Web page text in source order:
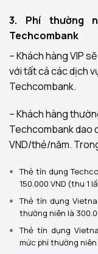
3. Phí thường
Techcombank
– Khách hàng VIP
với tất cả các dịch
Techcombank.
– Khách hàng
Techcombank dao
VND/thẻ/năm.
Thẻ tín dụng
150.000 VND (thu 1
Thẻ tín dụng
thường niên là
Thẻ tín dụng
mức phí thường niên